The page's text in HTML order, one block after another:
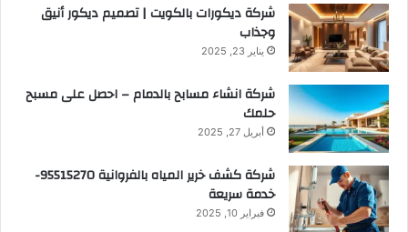
شركة ديكورات بالكويت | تصميم ديكور أنيق
وجذاب
يناير 23, 2025
شركة انشاء مسابح بالدمام – احصل على مسبح
حلمك
أبريل 27, 2025
شركة كشف خرير المياه بالفروانية 95515270-
خدمة سريعة
فبراير 10, 2025